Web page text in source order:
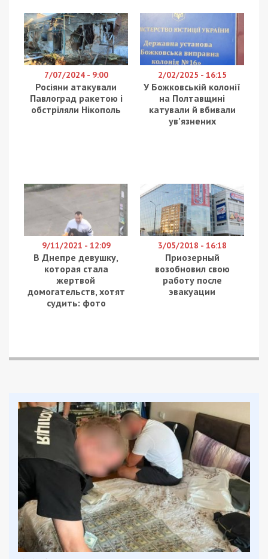
7/07/2024 - 9:00
Росіяни атакували
Павлоград ракетою і
обстріляли Нікополь
2/02/2025 - 16:15
У Божковській колонії
на Полтавщині
катували й вбивали
ув’язнених
9/11/2021 - 12:09
В Днепре девушку,
которая стала
жертвой
домогательств, хотят
судить: фото
3/05/2018 - 16:18
Приозерный
возобновил свою
работу после
эвакуации